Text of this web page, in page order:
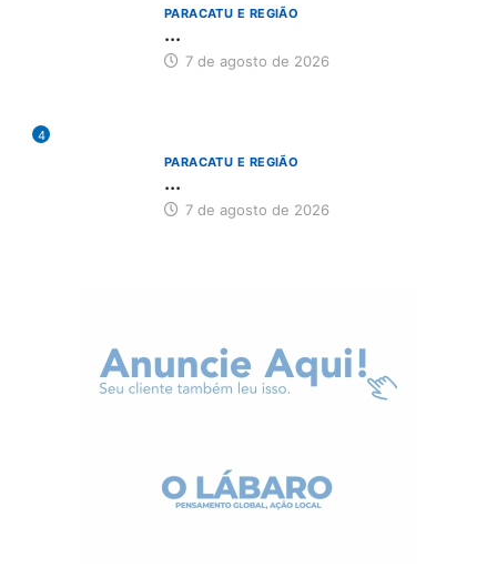
PARACATU E REGIÃO
...
7 de agosto de 2026
4
PARACATU E REGIÃO
...
7 de agosto de 2026